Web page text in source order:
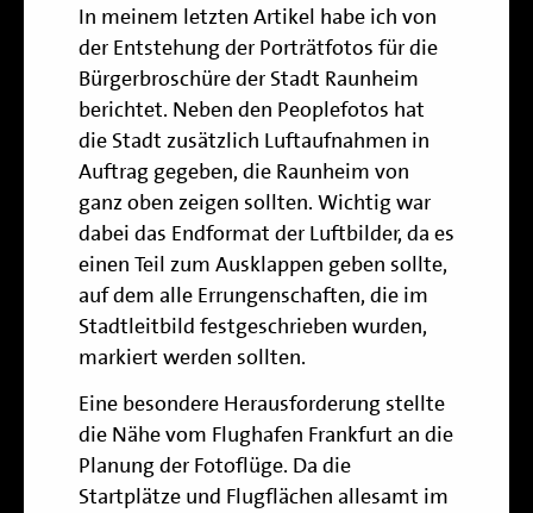
In meinem letzten Artikel habe ich von
der Entstehung der Porträtfotos für die
Bürgerbroschüre der Stadt Raunheim
berichtet. Neben den Peoplefotos hat
die Stadt zusätzlich Luftaufnahmen in
Auftrag gegeben, die Raunheim von
ganz oben zeigen sollten. Wichtig war
dabei das Endformat der Luftbilder, da es
einen Teil zum Ausklappen geben sollte,
auf dem alle Errungenschaften, die im
Stadtleitbild festgeschrieben wurden,
markiert werden sollten.
Eine besondere Herausforderung stellte
die Nähe vom Flughafen Frankfurt an die
Planung der Fotoflüge. Da die
Startplätze und Flugflächen allesamt im